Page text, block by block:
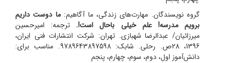
گروه نویسندگان. مهارت‌های زندگی، ما آگاهیم:ما دوست داریم
برویم مدرسه! علم خیلی باحال است!. ترجمه: امیرحسین
میرزائیان/ عبدالرضا شهبازی. تهران: شرکت انتشارات فنی ایران،
1396، 28ص. رحلی. شابک: 9789643897598. مناسب برای:
دانش‌آموز اول، دوم، سوم، چهارم، پنجم